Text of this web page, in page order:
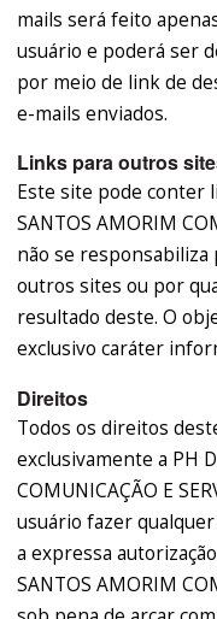
mails será feito
usuário e poderá ser
por meio de link de
e-mails enviados.
Links para outros
Este site pode conter
SANTOS AMORIM
não se
outros sites ou por
resultado deste. O
exclusivo caráter
Direitos
Todos os direitos
exclusivamente a PH
COMUNICAÇÃO E
usuário fazer
a expressa
SANTOS AMORIM